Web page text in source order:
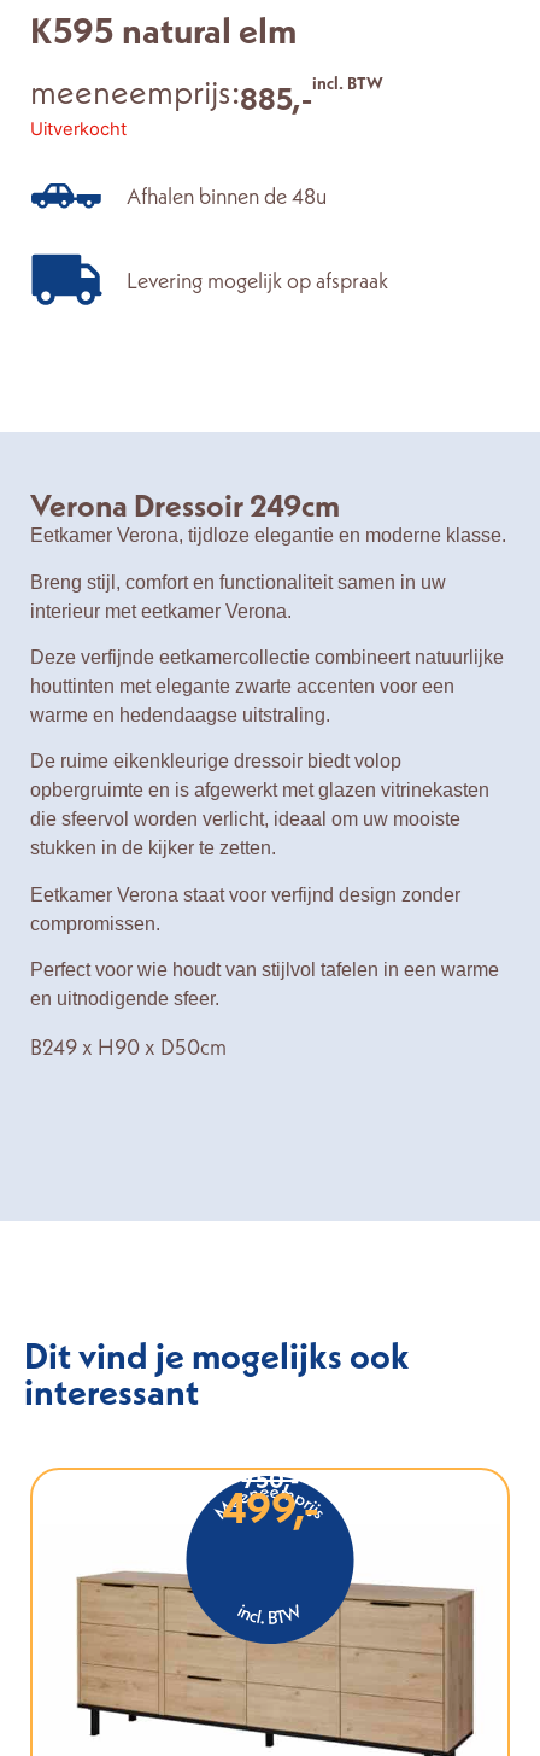
K595 natural elm
meeneemprijs:885,-incl. BTW
Uitverkocht
Afhalen binnen de 48u
Levering mogelijk op afspraak
Verona Dressoir 249cm
Eetkamer Verona, tijdloze elegantie en moderne klasse.
Breng stijl, comfort en functionaliteit samen in uw
interieur met eetkamer Verona.
Deze verfijnde eetkamercollectie combineert natuurlijke
houttinten met elegante zwarte accenten voor een
warme en hedendaagse uitstraling.
De ruime eikenkleurige dressoir biedt volop
opbergruimte en is afgewerkt met glazen vitrinekasten
die sfeervol worden verlicht, ideaal om uw mooiste
stukken in de kijker te zetten.
Eetkamer Verona staat voor verfijnd design zonder
compromissen.
Perfect voor wie houdt van stijlvol tafelen in een warme
en uitnodigende sfeer.
B249 x H90 x D50cm
Dit vind je mogelijks ook
interessant
750,-
499,-